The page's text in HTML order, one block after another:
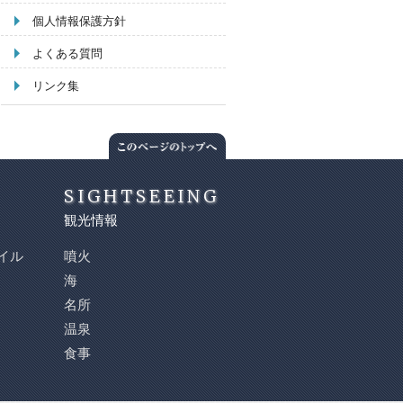
個人情報保護方針
よくある質問
リンク集
ル
SIGHTSEEING
観光情報
噴火
海
名所
温泉
食事